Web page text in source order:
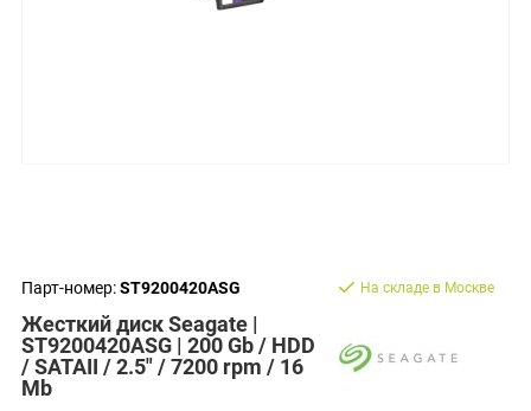
Парт-номер:ST9200420ASG
Жесткий диск Seagate |
ST9200420ASG | 200 Gb / HDD
/ SATAII / 2.5" / 7200 rpm / 16
Mb
На складе в Москве